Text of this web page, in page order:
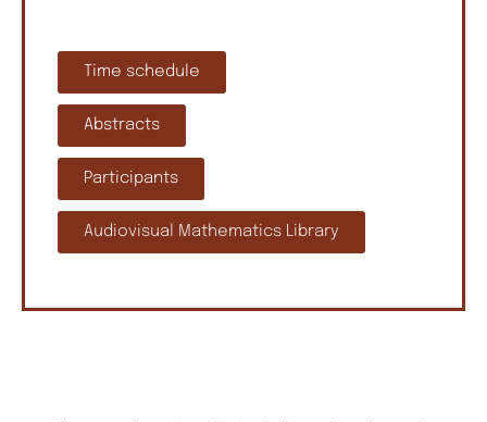
Time schedule
Abstracts
Participants
Audiovisual Mathematics Library